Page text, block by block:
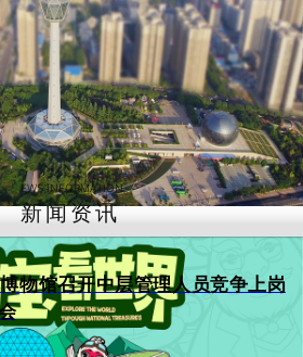
EWS INFORMATION
新闻资讯
物馆召开中层管理人员竞争上岗